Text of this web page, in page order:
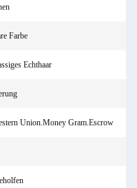
Farbe
Echthaar
Union.Money Gram.Escrow